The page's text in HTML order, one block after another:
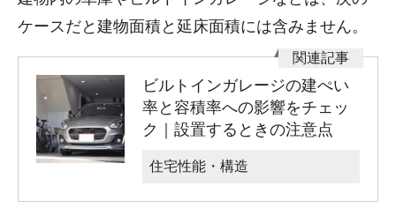
ケースだと建物面積と延床面積には含みません。
ビルトインガレージの建ぺい
率と容積率への影響をチェッ
ク｜設置するときの注意点
住宅性能・構造